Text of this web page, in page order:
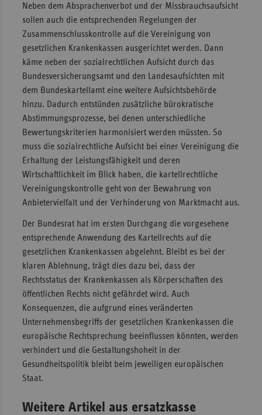
Neben dem Absprachenverbot und der Missbrauchsaufsicht
sollen auch die entsprechenden Regelungen der
Zusammenschlusskontrolle auf die Vereinigung von
gesetzlichen Krankenkassen ausgerichtet werden. Dann
käme neben der sozialrechtlichen Aufsicht durch das
Bundesversicherungsamt und den Landesaufsichten mit
dem Bundeskartellamt eine weitere Aufsichtsbehörde
hinzu. Dadurch entstünden zusätzliche bürokratische
Abstimmungsprozesse, bei denen unterschiedliche
Bewertungskriterien harmonisiert werden müssten. So
muss die sozialrechtliche Aufsicht bei einer Vereinigung die
Erhaltung der Leistungsfähigkeit und deren
Wirtschaftlichkeit im Blick haben, die kartellrechtliche
Vereinigungskontrolle geht von der Bewahrung von
Anbietervielfalt und der Verhinderung von Marktmacht aus.
Der Bundesrat hat im ersten Durchgang die vorgesehene
entsprechende Anwendung des Kartellrechts auf die
gesetzlichen Krankenkassen abgelehnt. Bleibt es bei der
klaren Ablehnung, trägt dies dazu bei, dass der
Rechtsstatus der Krankenkassen als Körperschaften des
öffentlichen Rechts nicht gefährdet wird. Auch
Konsequenzen, die aufgrund eines veränderten
Unternehmensbegriffs der gesetzlichen Krankenkassen die
europäische Rechtsprechung beeinflussen könnten, werden
verhindert und die Gestaltungshoheit in der
Gesundheitspolitik bleibt beim jeweiligen europäischen
Staat.
Weitere Artikel aus ersatzkasse